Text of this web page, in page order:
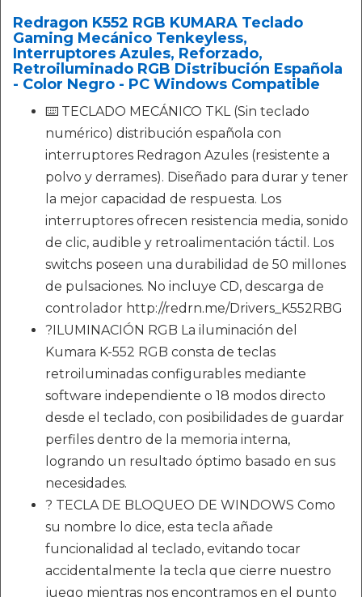
Redragon K552 RGB KUMARA Teclado
Gaming Mecánico Tenkeyless,
Interruptores Azules, Reforzado,
Retroiluminado RGB Distribución Española
- Color Negro - PC Windows Compatible
⌨️ TECLADO MECÁNICO TKL (Sin teclado
numérico) distribución española con
interruptores Redragon Azules (resistente a
polvo y derrames). Diseñado para durar y tener
la mejor capacidad de respuesta. Los
interruptores ofrecen resistencia media, sonido
de clic, audible y retroalimentación táctil. Los
switchs poseen una durabilidad de 50 millones
de pulsaciones. No incluye CD, descarga de
controlador http://redrn.me/Drivers_K552RBG
?ILUMINACIÓN RGB La iluminación del
Kumara K-552 RGB consta de teclas
retroiluminadas configurables mediante
software independiente o 18 modos directo
desde el teclado, con posibilidades de guardar
perfiles dentro de la memoria interna,
logrando un resultado óptimo basado en sus
necesidades.
? TECLA DE BLOQUEO DE WINDOWS Como
su nombre lo dice, esta tecla añade
funcionalidad al teclado, evitando tocar
accidentalmente la tecla que cierre nuestro
juego mientras nos encontramos en el punto